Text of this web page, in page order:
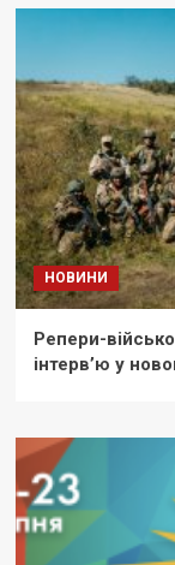
НОВИНИ
Репери-
інтерв’ю у